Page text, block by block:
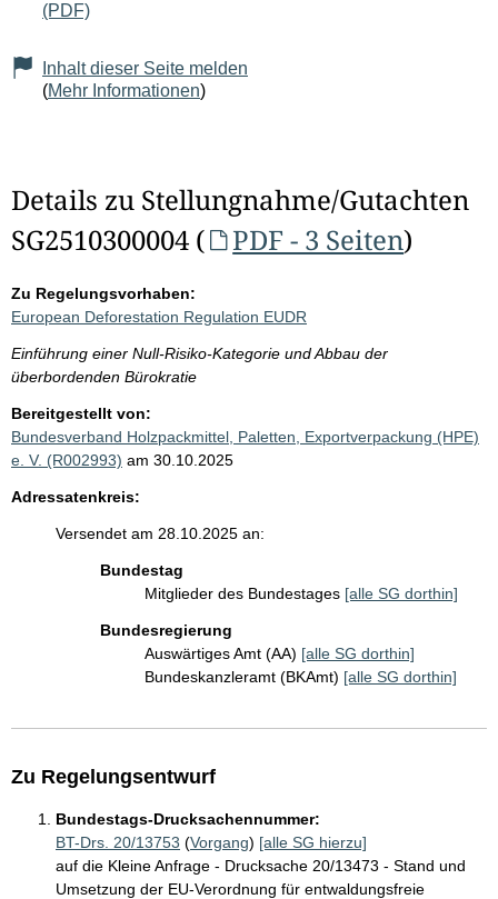
(PDF)
Inhalt dieser Seite melden
(Mehr Informationen)
Details zu Stellungnahme/Gutachten
SG2510300004 (
PDF - 3 Seiten)
Zu Regelungsvorhaben:
European Deforestation Regulation EUDR
Einführung einer Null-Risiko-Kategorie und Abbau der
überbordenden Bürokratie
Bereitgestellt von:
Bundesverband Holzpackmittel, Paletten, Exportverpackung (HPE)
e. V. (R002993) am 30.10.2025
Adressatenkreis:
Versendet am 28.10.2025 an:
Bundestag
Mitglieder des Bundestages [alle SG dorthin]
Bundesregierung
Auswärtiges Amt (AA) [alle SG dorthin]
Bundeskanzleramt (BKAmt) [alle SG dorthin]
Zu Regelungsentwurf
Bundestags-Drucksachennummer:
BT-Drs. 20/13753 (Vorgang) [alle SG hierzu]
auf die Kleine Anfrage - Drucksache 20/13473 - Stand und
Umsetzung der EU-Verordnung für entwaldungsfreie